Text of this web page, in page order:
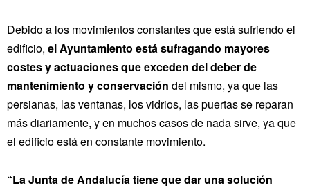
Debido a los movimientos constantes que está sufriendo el
edificio, el Ayuntamiento está sufragando mayores
costes y actuaciones que exceden del deber de
mantenimiento y conservación del mismo, ya que las
persianas, las ventanas, los vidrios, las puertas se reparan
más diariamente, y en muchos casos de nada sirve, ya que
el edificio está en constante movimiento.
“La Junta de Andalucía tiene que dar una solución